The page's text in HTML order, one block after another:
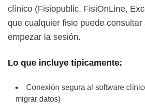
clínico (Fisiopublic, FisiOnLine,
que cualquier fisio puede consultar
empezar la sesión.
Lo que incluye típicamente:
Conexión segura al software
migrar datos)